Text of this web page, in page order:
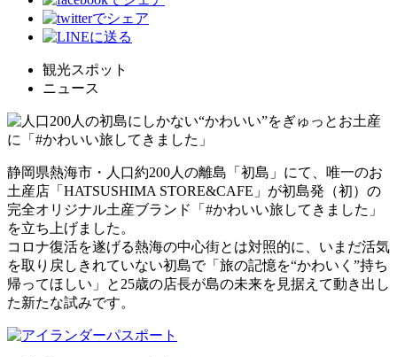
観光スポット
ニュース
静岡県熱海市・人口約200人の離島「初島」にて、唯一のお
土産店「HATSUSHIMA STORE&CAFE」が初島発（初）の
完全オリジナル土産ブランド「#かわいい旅してきました」
を立ち上げました。
コロナ復活を遂げる熱海の中心街とは対照的に、いまだ活気
を取り戻しきれていない初島で「旅の記憶を“かわいく”持ち
帰ってほしい」と25歳の店長が島の未来を見据えて動き出し
た新たな試みです。